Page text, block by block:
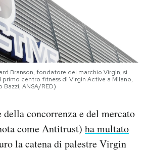
Branson, fondatore del marchio Virgin, si
centro fitness di Virgin Active a Milano,
ANSA/RED)
della concorrenza e del mercato
come Antitrust) ha multato
la catena di palestre Virgin